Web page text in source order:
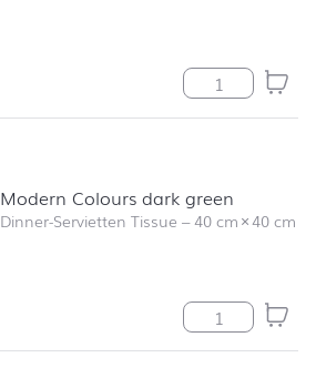
Relax coral
Modern Colours dark green
Dinner-Servietten Tissue –40 cm×40 cm
Modern